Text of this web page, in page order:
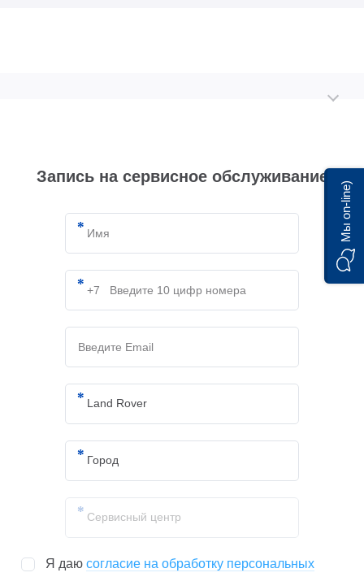
Запись на сервисное обслуживание
Я даю согласие на обработку персональных
Мы on-line)